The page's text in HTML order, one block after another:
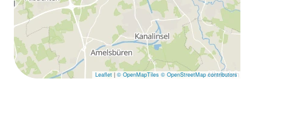
Leaflet | © OpenMapTiles © OpenStreetMap contributors